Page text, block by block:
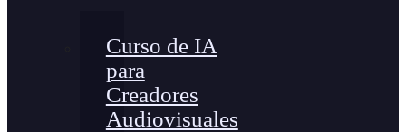
Curso de IA
para
Creadores
Audiovisuales